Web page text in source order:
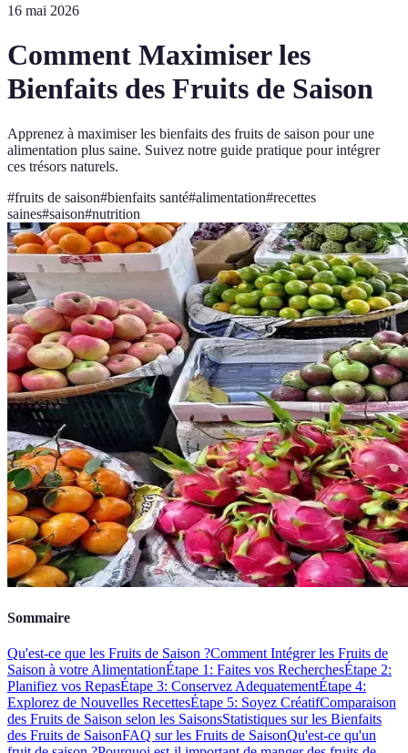
16 mai 2026
Comment Maximiser les
Bienfaits des Fruits de Saison
Apprenez à maximiser les bienfaits des fruits de saison pour une
alimentation plus saine. Suivez notre guide pratique pour intégrer
ces trésors naturels.
#fruits de saison#bienfaits santé#alimentation#recettes
saines#saison#nutrition
Sommaire
Qu'est-ce que les Fruits de Saison ?Comment Intégrer les Fruits de
Saison à votre AlimentationÉtape 1: Faites vos RecherchesÉtape 2:
Planifiez vos RepasÉtape 3: Conservez AdequatementÉtape 4:
Explorez de Nouvelles RecettesÉtape 5: Soyez CréatifComparaison
des Fruits de Saison selon les SaisonsStatistiques sur les Bienfaits
des Fruits de SaisonFAQ sur les Fruits de SaisonQu'est-ce qu'un